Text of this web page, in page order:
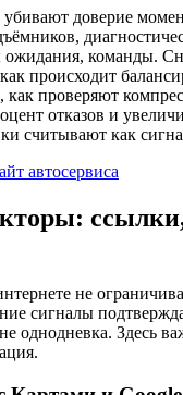
доверие
ожидания, команды.
происходит
как проверяют
отказов и
считывают как
не
сигналы
однодневка. Здесь